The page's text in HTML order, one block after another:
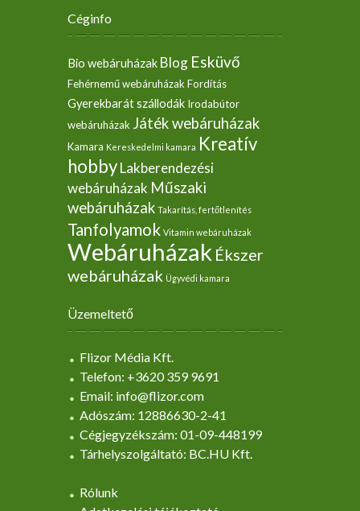
Céginfo
Bio webáruházak Blog Esküvő
Fehérnemű webáruházak Fordítás
Gyerekbarát szállodák Irodabútor
webáruházak Játék webáruházak
Kamara Kereskedelmi kamara Kreatív
hobbyLakberendezési
webáruházak Műszaki
webáruházak Takarítás, fertőtlenítés
Tanfolyamok Vitamin webáruházak
Webáruházak Ékszer
webáruházak Ügyvédi kamara
Üzemeltető
Flizor Média Kft.
Telefon: +3620 359 9691
Email: info@flizor.com
Adószám: 12886630-2-41
Cégjegyzékszám: 01-09-448199
Tárhelyszolgáltató: BC.HU Kft.
Rólunk